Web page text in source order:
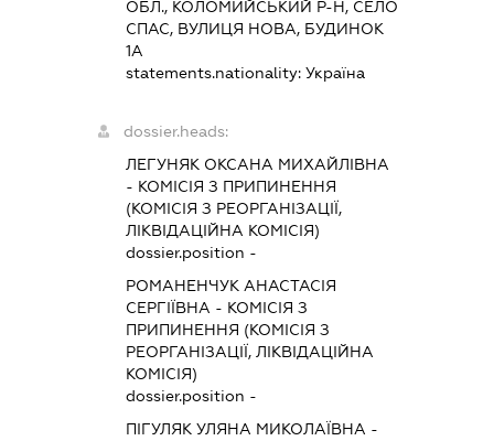
ОБЛ., КОЛОМИЙСЬКИЙ Р-Н, СЕЛО
СПАС, ВУЛИЦЯ НОВА, БУДИНОК
1А
statements.nationality:Україна
dossier.heads:
ЛЕГУНЯК ОКСАНА МИХАЙЛІВНА
- КОМІСІЯ З ПРИПИНЕННЯ
(КОМІСІЯ З РЕОРГАНІЗАЦІЇ,
ЛІКВІДАЦІЙНА КОМІСІЯ)
dossier.position -
РОМАНЕНЧУК АНАСТАСІЯ
СЕРГІЇВНА - КОМІСІЯ З
ПРИПИНЕННЯ (КОМІСІЯ З
РЕОРГАНІЗАЦІЇ, ЛІКВІДАЦІЙНА
КОМІСІЯ)
dossier.position -
ПІГУЛЯК УЛЯНА МИКОЛАЇВНА -